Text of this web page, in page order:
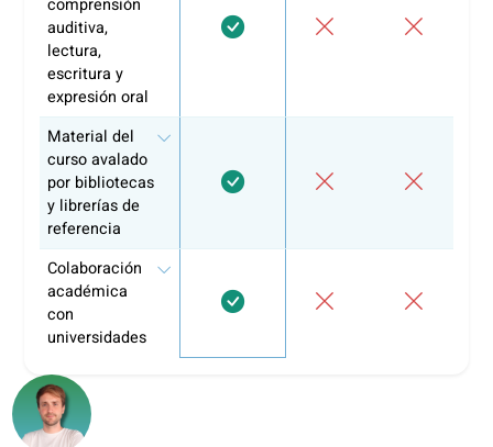
Funcionalidad
Tareas
personalizadas
y entregas
Portal de
aprendizaje
Itinerarios de
aprendizaje
estructurados
Clases de
conversación